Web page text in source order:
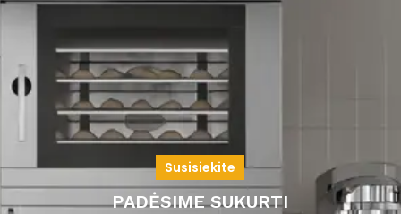
Susisiekite
PADĖSIME SUKURTI